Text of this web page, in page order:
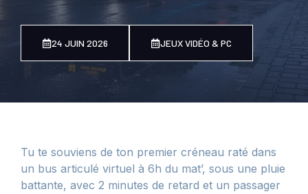
24 JUIN 2026 JEUX VIDÉO & PC
Tu te souviens de ton premier créneau raté dans
un bus articulé virtuel à 6h du mat’, sous une pluie
battante, avec 2 minutes de retard et un passager